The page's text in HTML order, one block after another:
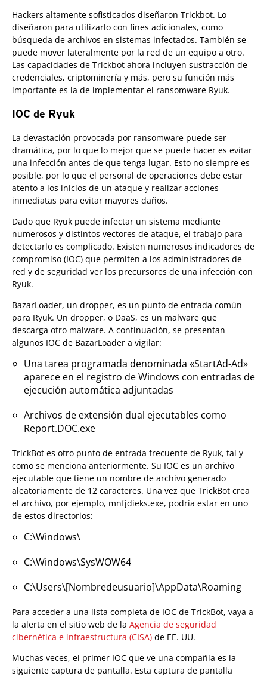
Hackers altamente sofisticados diseñaron Trickbot. Lo
diseñaron para utilizarlo con fines adicionales, como
búsqueda de archivos en sistemas infectados. También se
puede mover lateralmente por la red de un equipo a otro.
Las capacidades de Trickbot ahora incluyen sustracción de
credenciales, criptominería y más, pero su función más
importante es la de implementar el ransomware Ryuk.
IOC de Ryuk
La devastación provocada por ransomware puede ser
dramática, por lo que lo mejor que se puede hacer es evitar
una infección antes de que tenga lugar. Esto no siempre es
posible, por lo que el personal de operaciones debe estar
atento a los inicios de un ataque y realizar acciones
inmediatas para evitar mayores daños.
Dado que Ryuk puede infectar un sistema mediante
numerosos y distintos vectores de ataque, el trabajo para
detectarlo es complicado. Existen numerosos indicadores de
compromiso (IOC) que permiten a los administradores de
red y de seguridad ver los precursores de una infección con
Ryuk.
BazarLoader, un dropper, es un punto de entrada común
para Ryuk. Un dropper, o DaaS, es un malware que
descarga otro malware. A continuación, se presentan
algunos IOC de BazarLoader a vigilar:
Una tarea programada denominada «StartAd-Ad»
aparece en el registro de Windows con entradas de
ejecución automática adjuntadas
Archivos de extensión dual ejecutables como
Report.DOC.exe
TrickBot es otro punto de entrada frecuente de Ryuk, tal y
como se menciona anteriormente. Su IOC es un archivo
ejecutable que tiene un nombre de archivo generado
aleatoriamente de 12 caracteres. Una vez que TrickBot crea
el archivo, por ejemplo, mnfjdieks.exe, podría estar en uno
de estos directorios:
C:\Windows\
C:\Windows\SysWOW64
C:\Users\[Nombredeusuario]\AppData\Roaming
Para acceder a una lista completa de IOC de TrickBot, vaya a
la alerta en el sitio web de la Agencia de seguridad
cibernética e infraestructura (CISA) de EE. UU.
Muchas veces, el primer IOC que ve una compañía es la
siguiente captura de pantalla. Esta captura de pantalla